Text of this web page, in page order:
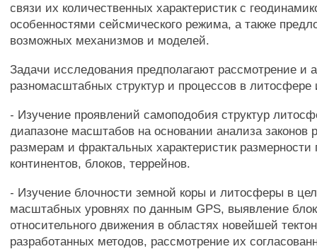
связи их количественных характеристик с
особенностями сейсмического режима, а также
возможных механизмов и моделей.
Задачи исследования предполагают рассмотрение и
разномасштабных структур и процессов в
- Изучение проявлений самоподобия структур
диапазоне масштабов на основании анализа законов
размерам и фрактальных характеристик размерности
континентов, блоков, террейнов.
- Изучение блочности земной коры и литосферы в
масштабных уровнях по данным GPS, выявление
относительного движения в областях новейшей
разработанных методов, рассмотрение их